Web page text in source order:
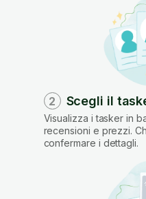
2 Scegli il
Visualizza i tasker in
recensioni e prezzi.
confermare i dettagli.